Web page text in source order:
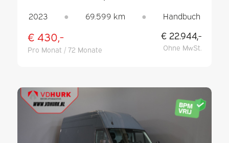
6 SITZE, KLIMAANLAGE, KAMERA, PDC
2023 ● 69.599 km ● Handbuch
€ 430,-
Pro Monat / 72 Monate
€ 22.944,-
Ohne MwSt.